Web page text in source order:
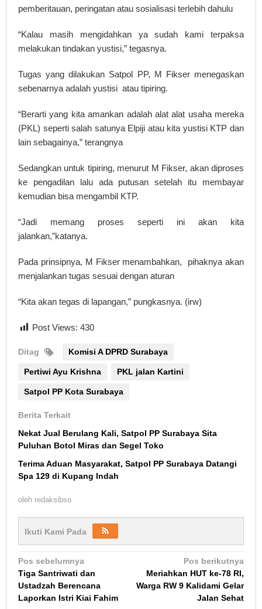
pemberitauan, peringatan atau sosialisasi terlebih dahulu
“Kalau masih mengidahkan ya sudah kami terpaksa
melakukan tindakan yustisi,” tegasnya.
Tugas yang dilakukan Satpol PP, M Fikser menegaskan
sebenarnya adalah yustisi atau tipiring.
“Berarti yang kita amankan adalah alat alat usaha mereka
(PKL) seperti salah satunya Elpiji atau kita yustisi KTP dan
lain sebagainya,” terangnya
Sedangkan untuk tipiring, menurut M Fikser, akan diproses
ke pengadilan lalu ada putusan setelah itu membayar
kemudian bisa mengambil KTP.
“Jadi memang proses seperti ini akan kita
jalankan,”katanya.
Pada prinsipnya, M Fikser menambahkan, pihaknya akan
menjalankan tugas sesuai dengan aturan
“Kita akan tegas di lapangan,” pungkasnya. (irw)
Post Views: 430
Ditag Komisi A DPRD Surabaya
Pertiwi Ayu Krishna PKL jalan Kartini
Satpol PP Kota Surabaya
Berita Terkait
Nekat Jual Berulang Kali, Satpol PP Surabaya Sita
Puluhan Botol Miras dan Segel Toko
Terima Aduan Masyarakat, Satpol PP Surabaya Datangi
Spa 129 di Kupang Indah
oleh redaksibso
Ikuti Kami Pada
Navigasi
pos
Pos sebelumnya
Tiga Santriwati dan
Ustadzah Berencana
Laporkan Istri Kiai Fahim
Pos berikutnya
Meriahkan HUT ke-78 RI,
Warga RW 9 Kalidami Gelar
Jalan Sehat